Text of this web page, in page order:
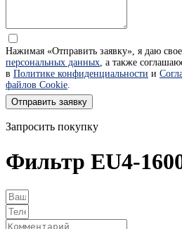
Нажимая «Отправить заявку», я даю свое
персональных данных, а также
в Политике конфиденциальности и
файлов Cookie.
Отправить заявку
Запросить покупку
Фильтр EU4-